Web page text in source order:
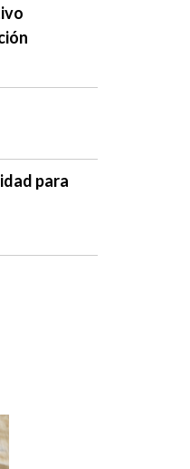
para